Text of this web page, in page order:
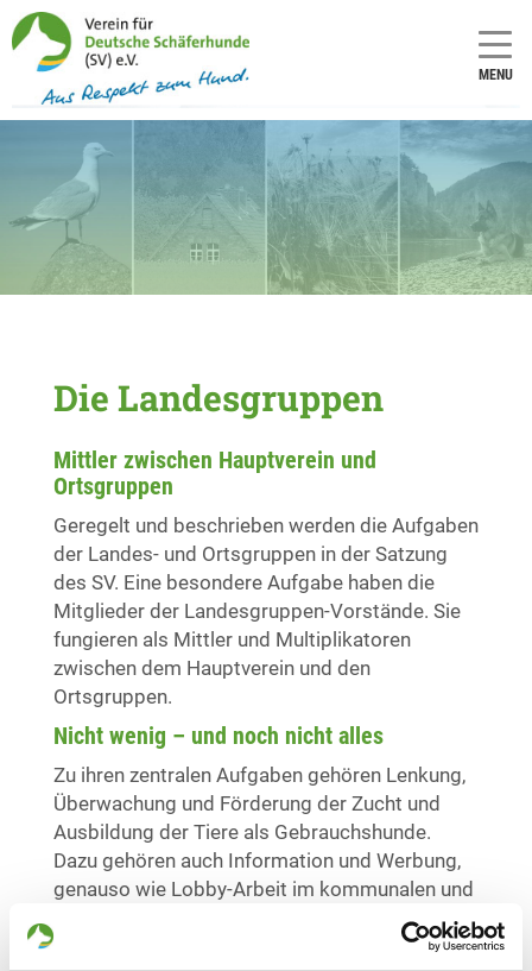
MENU
Die Landesgruppen
Mittler zwischen Hauptverein und
Ortsgruppen
Geregelt und beschrieben werden die Aufgaben
der Landes- und Ortsgruppen in der Satzung
des SV. Eine besondere Aufgabe haben die
Mitglieder der Landesgruppen-Vorstände. Sie
fungieren als Mittler und Multiplikatoren
zwischen dem Hauptverein und den
Ortsgruppen.
Nicht wenig – und noch nicht alles
Zu ihren zentralen Aufgaben gehören Lenkung,
Überwachung und Förderung der Zucht und
Ausbildung der Tiere als Gebrauchshunde.
Dazu gehören auch Information und Werbung,
genauso wie Lobby-Arbeit im kommunalen und
landespolitischen Bereich. Schließlich ist
Hundehaltung inzwischen zu einem sensiblen